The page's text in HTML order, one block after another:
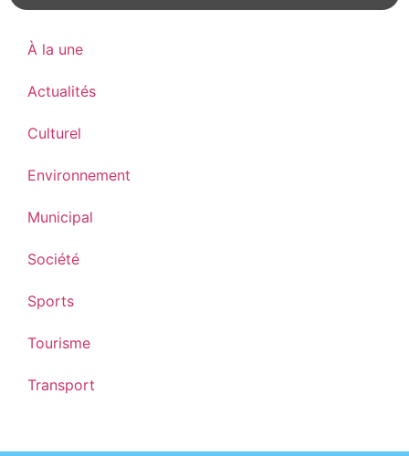
À la une
Actualités
Culturel
Environnement
Municipal
Société
Sports
Tourisme
Transport